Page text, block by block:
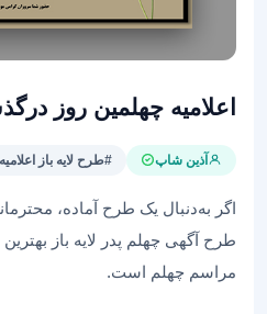
اعلامیه چهلمین روز
آذین شاپ #طرح لایه باز
اگر به‌دنبال یک طرح آماده،
طرح آگهی چهلم پدر لایه باز
مراسم چهلم است.